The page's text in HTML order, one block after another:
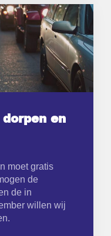
en
moet gratis
de
de in
willen wij